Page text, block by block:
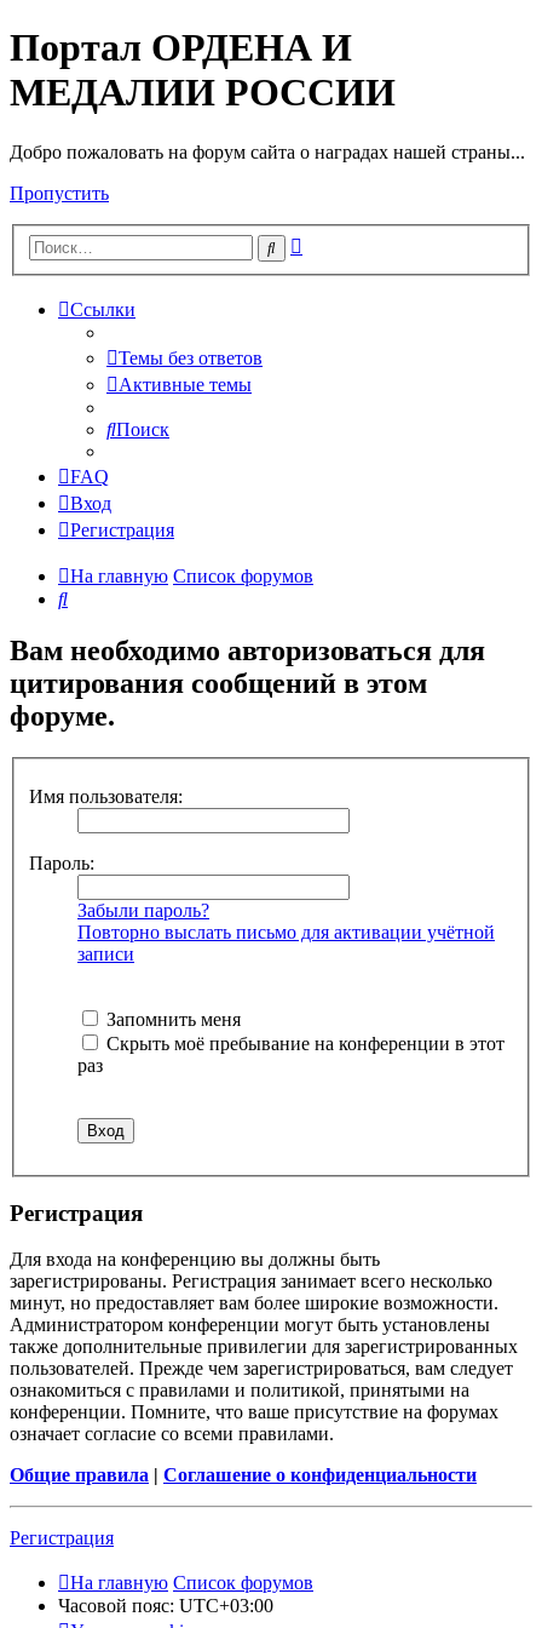
Портал ОРДЕНА И
МЕДАЛИИ РОССИИ
Добро пожаловать на форум сайта о наградах нашей страны...
Пропустить
Поиск
Ссылки
Темы без ответов
Активные темы
Поиск
FAQ
Вход
Регистрация
На главную Список форумов
Поиск
Вам необходимо авторизоваться для
цитирования сообщений в этом
форуме.
Имя пользователя:
Пароль:
Забыли пароль?
Повторно выслать письмо для активации учётной
записи
Запомнить меня
Скрыть моё пребывание на конференции в этот
раз
Регистрация
Для входа на конференцию вы должны быть
зарегистрированы. Регистрация занимает всего несколько
минут, но предоставляет вам более широкие возможности.
Администратором конференции могут быть установлены
также дополнительные привилегии для зарегистрированных
пользователей. Прежде чем зарегистрироваться, вам следует
ознакомиться с правилами и политикой, принятыми на
конференции. Помните, что ваше присутствие на форумах
означает согласие со всеми правилами.
Общие правила | Соглашение о конфиденциальности
Регистрация
На главную Список форумов
Часовой пояс: UTC+03:00